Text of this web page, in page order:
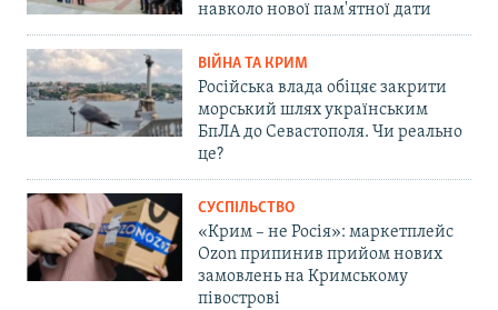
навколо нової пам'ятної дати
ВІЙНА ТА КРИМ
Російська влада обіцяє закрити
морський шлях українським
БпЛА до Севастополя. Чи реально
це?
СУСПІЛЬСТВО
«Крим – не Росія»: маркетплейс
Ozon припинив прийом нових
замовлень на Кримському
півострові